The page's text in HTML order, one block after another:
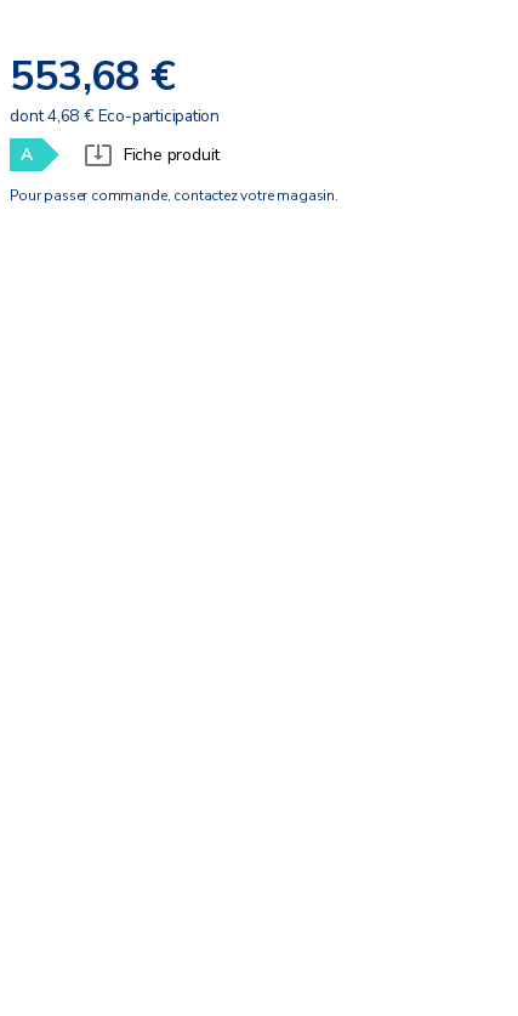
553,68 €
dont 4,68 € Eco-participation
A
Fiche produit
Pour passer commande, contactez votre magasin.